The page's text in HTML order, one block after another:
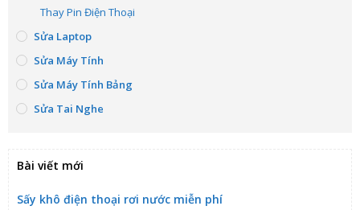
Thay Pin Điện Thoại
Sửa Laptop
Sửa Máy Tính
Sửa Máy Tính Bảng
Sửa Tai Nghe
Bài viết mới
Sấy khô điện thoại rơi nước miễn phí